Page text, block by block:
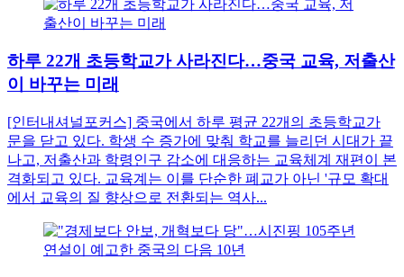
하루 22개 초등학교가 사라진다…중국 교육, 저출산
이 바꾸는 미래
[인터내셔널포커스] 중국에서 하루 평균 22개의 초등학교가
문을 닫고 있다. 학생 수 증가에 맞춰 학교를 늘리던 시대가 끝
나고, 저출산과 학령인구 감소에 대응하는 교육체계 재편이 본
격화되고 있다. 교육계는 이를 단순한 폐교가 아닌 '규모 확대
에서 교육의 질 향상으로 전환되는 역사...